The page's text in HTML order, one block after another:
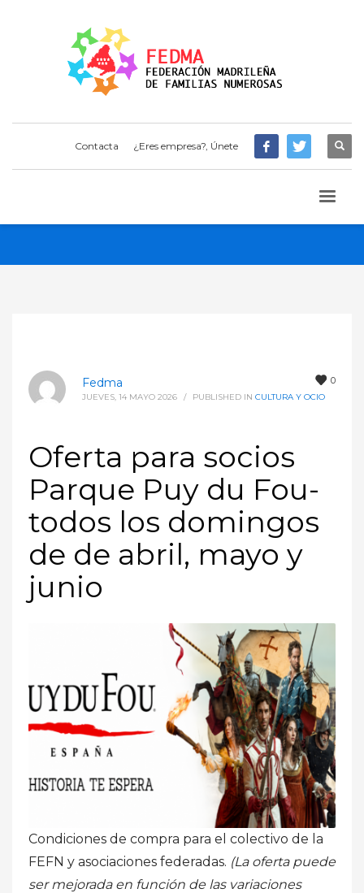
Contacta ¿Eres empresa?, Únete
0
Fedma
JUEVES, 14 MAYO 2026 / PUBLISHED IN CULTURA Y OCIO
Oferta para socios
Parque Puy du Fou-
todos los domingos
de de abril, mayo y
junio
Condiciones de compra para el colectivo de la
FEFN y asociaciones federadas. (La oferta puede
ser mejorada en función de las variaciones